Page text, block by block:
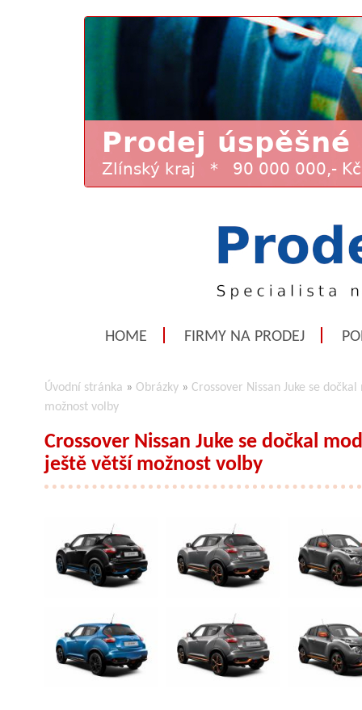
HOME FIRMY NA PRODEJ
Úvodní stránka » Obrázky » Crossover Nissan Juke se
možnost volby
Crossover Nissan Juke se dočkal
ještě větší možnost volby